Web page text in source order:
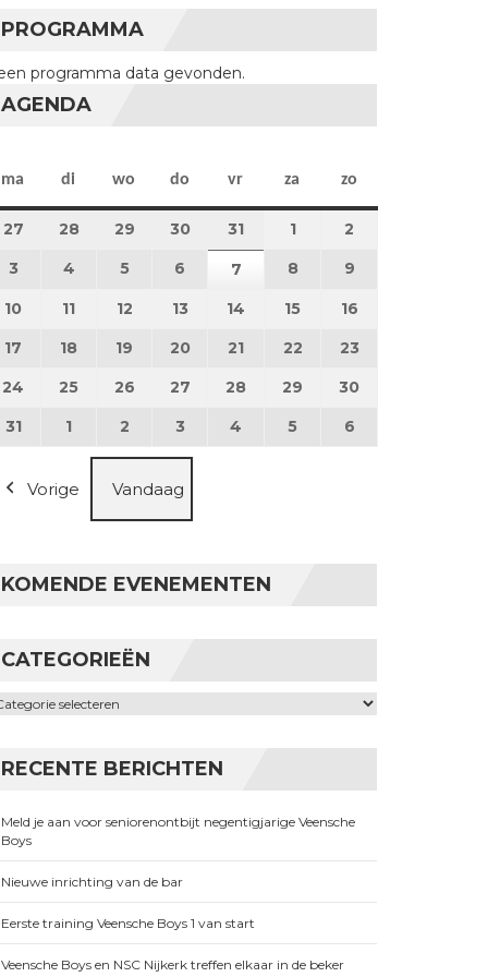
PROGRAMMA
programma data gevonden.
AGENDA
ma maandag
di dinsdag
wo woensdag
do donderdag
vr vrijdag
za zaterdag
zo
27 27 juli 2026
28 28 juli 2026
29 29 juli 2026
3030 juli 2026
31 31 juli 2026
11 augustus 2026
2
3 3 augustus 2026
4 4 augustus 2026
55 augustus 2026
6 6 augustus 2026
7 7 augustus 2026
8 8 augustus 2026
9
10 10 augustus 2026
11 11 augustus 2026
12 12 augustus 2026
13 13 augustus 2026
14 14 augustus 2026
15 15 augustus 2026
16
17 17 augustus 2026
18 18 augustus 2026
19 19 augustus 2026
20 20 augustus 2026
21 21 augustus 2026
22 22 augustus 2026
23
24 24 augustus 2026
25 25 augustus 2026
26 26 augustus 2026
27 27 augustus 2026
28 28 augustus 2026
29 29 augustus 2026
30
3131 augustus 2026
1 1 september 2026
2 2 september 2026
3 3 september 2026
4 4 september 2026
5 5 september 2026
6
Vorige Vandaag
KOMENDE EVENEMENTEN
CATEGORIEËN
RECENTE BERICHTEN
Meld je aan voor seniorenontbijt negentigjarige Veensche
Boys
Nieuwe inrichting van de bar
Eerste training Veensche Boys 1 van start
Veensche Boys en NSC Nijkerk treffen elkaar in de beker